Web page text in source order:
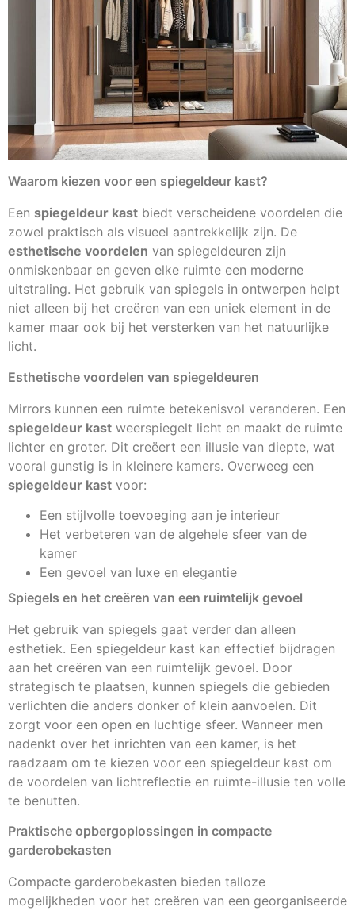
Waarom kiezen voor een spiegeldeur kast?
Een spiegeldeur kast biedt verscheidene voordelen die
zowel praktisch als visueel aantrekkelijk zijn. De
esthetische voordelen van spiegeldeuren zijn
onmiskenbaar en geven elke ruimte een moderne
uitstraling. Het gebruik van spiegels in ontwerpen helpt
niet alleen bij het creëren van een uniek element in de
kamer maar ook bij het versterken van het natuurlijke
licht.
Esthetische voordelen van spiegeldeuren
Mirrors kunnen een ruimte betekenisvol veranderen. Een
spiegeldeur kast weerspiegelt licht en maakt de ruimte
lichter en groter. Dit creëert een illusie van diepte, wat
vooral gunstig is in kleinere kamers. Overweeg een
spiegeldeur kast voor:
Een stijlvolle toevoeging aan je interieur
Het verbeteren van de algehele sfeer van de
kamer
Een gevoel van luxe en elegantie
Spiegels en het creëren van een ruimtelijk gevoel
Het gebruik van spiegels gaat verder dan alleen
esthetiek. Een spiegeldeur kast kan effectief bijdragen
aan het creëren van een ruimtelijk gevoel. Door
strategisch te plaatsen, kunnen spiegels die gebieden
verlichten die anders donker of klein aanvoelen. Dit
zorgt voor een open en luchtige sfeer. Wanneer men
nadenkt over het inrichten van een kamer, is het
raadzaam om te kiezen voor een spiegeldeur kast om
de voordelen van lichtreflectie en ruimte-illusie ten volle
te benutten.
Praktische opbergoplossingen in compacte
garderobekasten
Compacte garderobekasten bieden talloze
mogelijkheden voor het creëren van een georganiseerde